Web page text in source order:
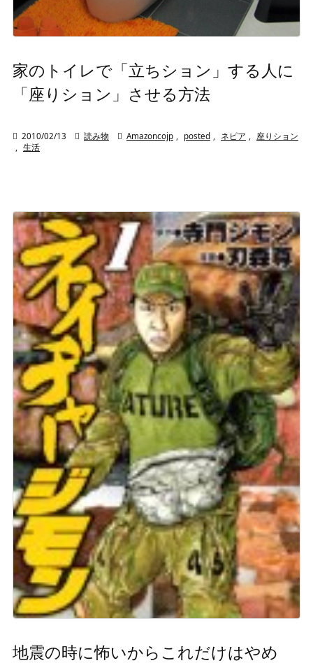
家のトイレで「立ちション」する人に
「座りション」させる方法
 2010/02/13  読み物  Amazoncojp , posted , ネピア , 座りション
, 生活
地震の時に怖いからこれだけはやめ